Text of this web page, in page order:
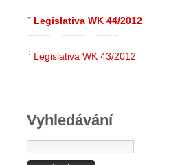
Legislativa WK 44/2012
Legislativa WK 43/2012
Vyhledávání